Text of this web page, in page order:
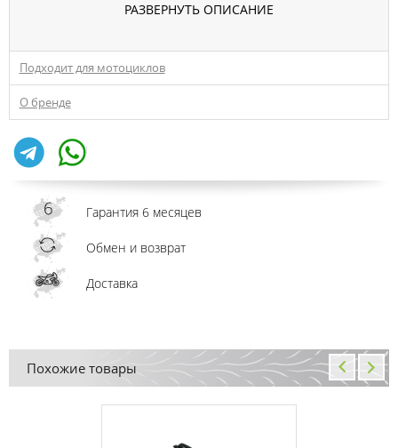
РАЗВЕРНУТЬ ОПИСАНИЕ
Подходит для мотоциклов
О бренде
Гарантия 6 месяцев
Обмен и возврат
Доставка
Похожие товары